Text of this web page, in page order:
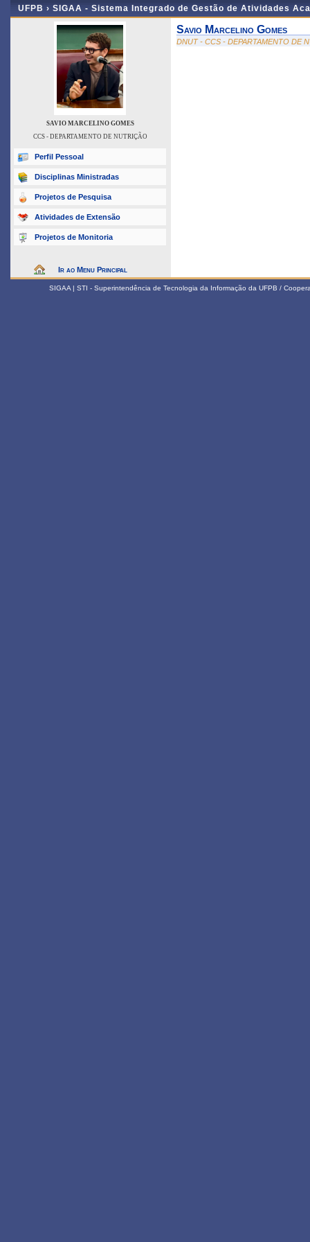
UFPB › SIGAA - Sistema Integrado de Gestão de Atividades
SAVIO MARCELINO GOMES
CCS - DEPARTAMENTO DE NUTRIÇÃO
Perfil Pessoal
Disciplinas Ministradas
Projetos de Pesquisa
Atividades de Extensão
Projetos de Monitoria
Ir ao Menu Principal
Savio Marcelino Gomes
DNUT - CCS - DEPARTAMENTO DE
SIGAA | STI - Superintendência de Tecnologia da Informação da UFPB /